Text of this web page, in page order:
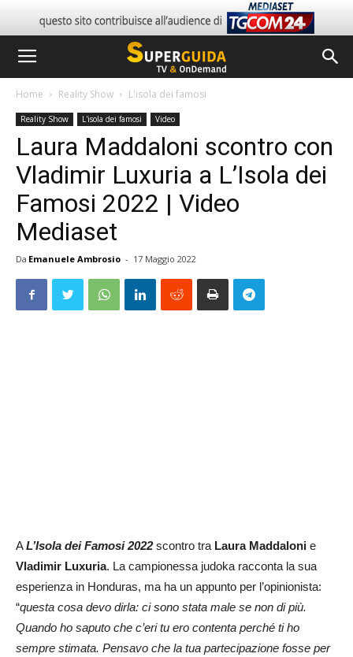
Home Reality Show L'isola dei famosi
Reality Show L'isola dei famosi Video
Laura Maddaloni scontro con
Vladimir Luxuria a L’Isola dei
Famosi 2022 | Video
Mediaset
Da Emanuele Ambrosio - 17 Maggio 2022
AL’Isola dei Famosi 2022scontro tra Laura Maddaloni e
Vladimir Luxuria. La campionessa judoka racconta la sua
esperienza in Honduras, ma ha un appunto per l’opinionista:
“questa cosa devo dirla: ci sono stata male se non di più.
Quando ho saputo che c’eri tu ero contenta perché ti ho
sempre stimata. Pensavo che la tua partecipazione fosse per